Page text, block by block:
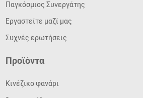
Παγκόσμιος Συνεργάτης
Εργαστείτε μαζί μας
Συχνές ερωτήσεις
Προϊόντα
Κινέζικο φανάρι